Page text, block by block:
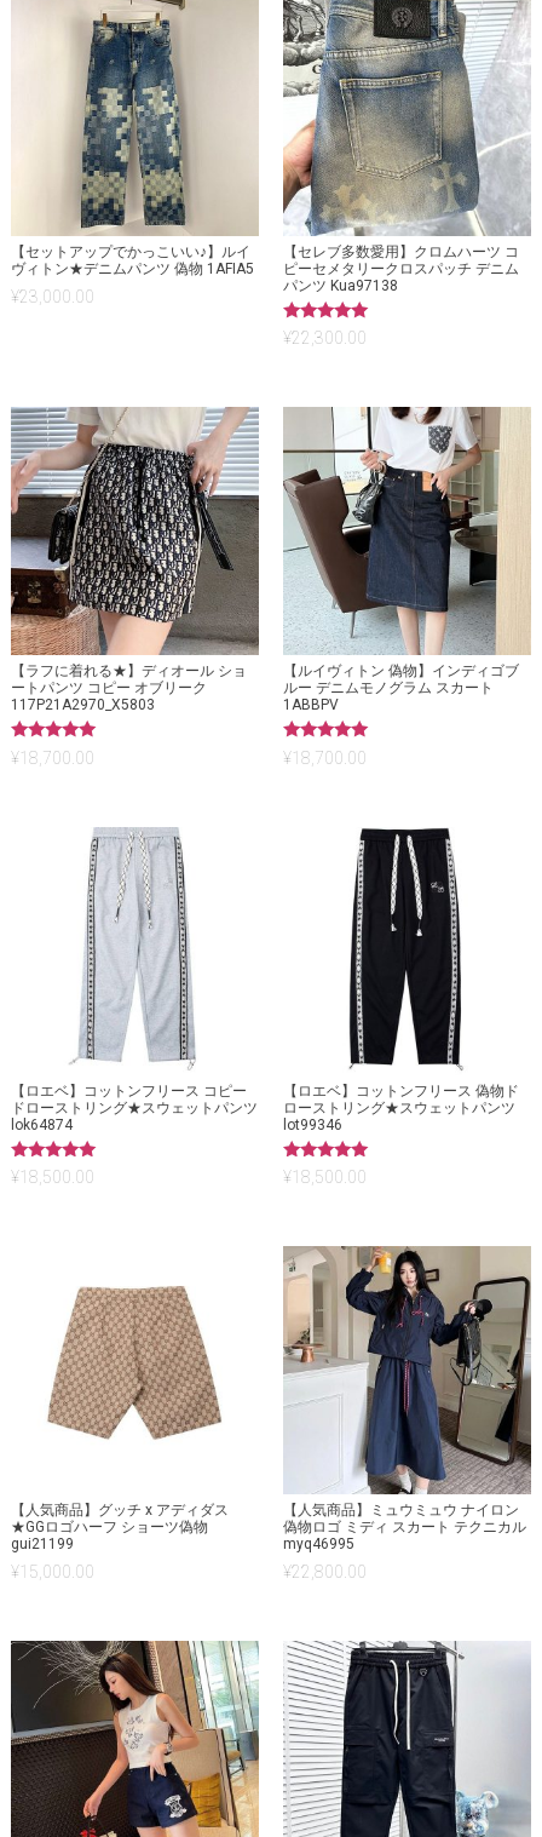
【セットアップでかっこいい♪】ルイ
ヴィトン★デニムパンツ 偽物 1AFIA5
¥23,000.00
【セレブ多数愛用】クロムハーツ コ
ピーセメタリークロスパッチ デニム
パンツ Kua97138
5段階中
5.00
¥22,300.00
【ラフに着れる★】ディオール ショ
ートパンツ コピー オブリーク
117P21A2970_X5803
5段階中
5.00
¥18,700.00
【ルイヴィトン 偽物】インディゴブ
ルー デニムモノグラム スカート
1ABBPV
5段階中
5.00
¥18,700.00
【ロエベ】コットンフリース コピー
ドローストリング★スウェットパンツ
lok64874
5段階中
5.00
¥18,500.00
【ロエベ】コットンフリース 偽物ド
ローストリング★スウェットパンツ
lot99346
5段階中
5.00
¥18,500.00
【人気商品】グッチ x アディダス
★GGロゴハーフ ショーツ偽物
gui21199
¥15,000.00
【人気商品】ミュウミュウ ナイロン
偽物ロゴ ミディ スカート テクニカル
myq46995
¥22,800.00